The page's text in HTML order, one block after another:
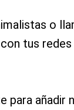
o
tus
para añadir